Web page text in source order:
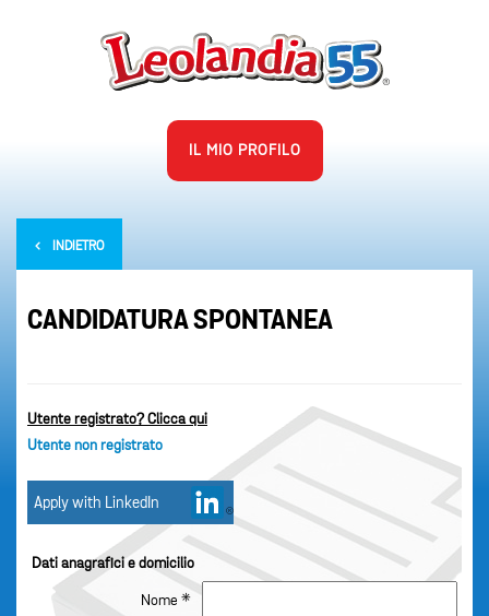
IL MIO PROFILO
INDIETRO
CANDIDATURA SPONTANEA
Utente registrato? Clicca qui
Utente non registrato
Dati anagrafici e domicilio
Nome *